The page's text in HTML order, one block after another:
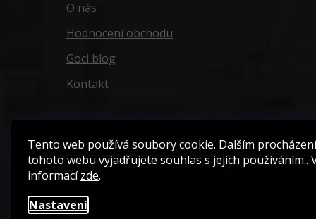
Tento web používá soubory cookie. Dalším
tohoto webu vyjadřujete souhlas s jejich používáním..
informacízde.
Nastavení
O nás
Hodnocení obchodu
Goci blog
Kontakt
Copyright 2026 Goci. Všechna práva vyhrazena.